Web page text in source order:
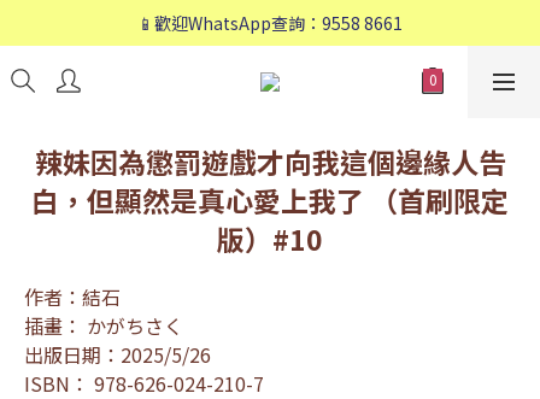
📱歡迎WhatsApp查詢：9558 8661
📱歡迎WhatsApp查詢：9558 8661
❤️會員專享：🛍購物滿💰HK$800，🚚免運費❤️
辣妹因為懲罰遊戲才向我這個邊緣人告
白，但顯然是真心愛上我了 （首刷限定
版）#10
作者：結石
插畫： かがちさく
出版日期：2025/5/26
ISBN： 978-626-024-210-7